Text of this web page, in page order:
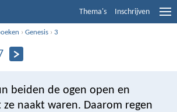
Thema's Inschrijven
›Genesis ›3
beiden de ogen open en
naakt waren. Daarom regen